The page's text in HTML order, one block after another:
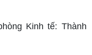
Kinh tế: Thành